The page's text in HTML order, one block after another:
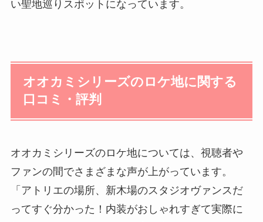
い聖地巡りスポットになっています。
オオカミシリーズのロケ地に関する
口コミ・評判
オオカミシリーズのロケ地については、視聴者や
ファンの間でさまざまな声が上がっています。
「アトリエの場所、新木場のスタジオヴァンスだ
ってすぐ分かった！内装がおしゃれすぎて実際に